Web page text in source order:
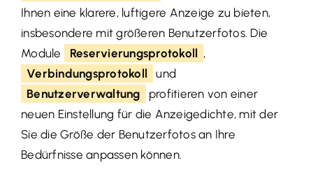
Ihnen eine klarere, luftigere Anzeige zu bieten,
insbesondere mit größeren Benutzerfotos. Die
Module
Reservierungsprotokoll ,
Verbindungsprotokoll
und
Benutzerverwaltung
profitieren von einer
neuen Einstellung für die Anzeigedichte, mit der
Sie die Größe der Benutzerfotos an Ihre
Bedürfnisse anpassen können.